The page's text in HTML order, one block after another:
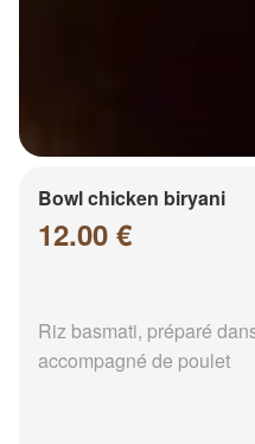
Bowl chicken biryani
12.00 €
Riz basmati, préparé
accompagné de poulet